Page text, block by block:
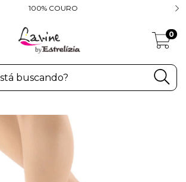
100% COURO
0